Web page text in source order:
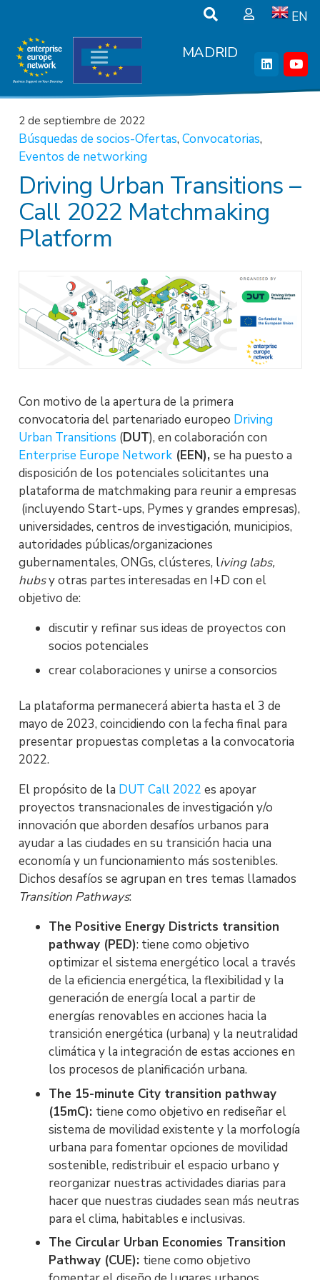
EN
MADRID
2 de septiembre de 2022
Búsquedas de socios-Ofertas, Convocatorias,
Eventos de networking
Driving Urban Transitions –
Call 2022 Matchmaking
Platform
Con motivo de la apertura de la primera
convocatoria del partenariado europeo Driving
Urban Transitions (DUT), en colaboración con
Enterprise Europe Network (EEN), se ha puesto a
disposición de los potenciales solicitantes una
plataforma de matchmaking para reunir a empresas
(incluyendo Start-ups, Pymes y grandes empresas),
universidades, centros de investigación, municipios,
autoridades públicas/organizaciones
gubernamentales, ONGs, clústeres, living labs,
hubsy otras partes interesadas en I+D con el
objetivo de:
discutir y refinar sus ideas de proyectos con
socios potenciales
crear colaboraciones y unirse a consorcios
La plataforma permanecerá abierta hasta el 3 de
mayo de 2023, coincidiendo con la fecha final para
presentar propuestas completas a la convocatoria
2022.
El propósito de la DUT Call 2022 es apoyar
proyectos transnacionales de investigación y/o
innovación que aborden desafíos urbanos para
ayudar a las ciudades en su transición hacia una
economía y un funcionamiento más sostenibles.
Dichos desafíos se agrupan en tres temas llamados
Transition Pathways:
The Positive Energy Districts transition
pathway (PED): tiene como objetivo
optimizar el sistema energético local a través
de la eficiencia energética, la flexibilidad y la
generación de energía local a partir de
energías renovables en acciones hacia la
transición energética (urbana) y la neutralidad
climática y la integración de estas acciones en
los procesos de planificación urbana.
The 15-minute City transition pathway
(15mC): tiene como objetivo en rediseñar el
sistema de movilidad existente y la morfología
urbana para fomentar opciones de movilidad
sostenible, redistribuir el espacio urbano y
reorganizar nuestras actividades diarias para
hacer que nuestras ciudades sean más neutras
para el clima, habitables e inclusivas.
The Circular Urban Economies Transition
Pathway (CUE): tiene como objetivo